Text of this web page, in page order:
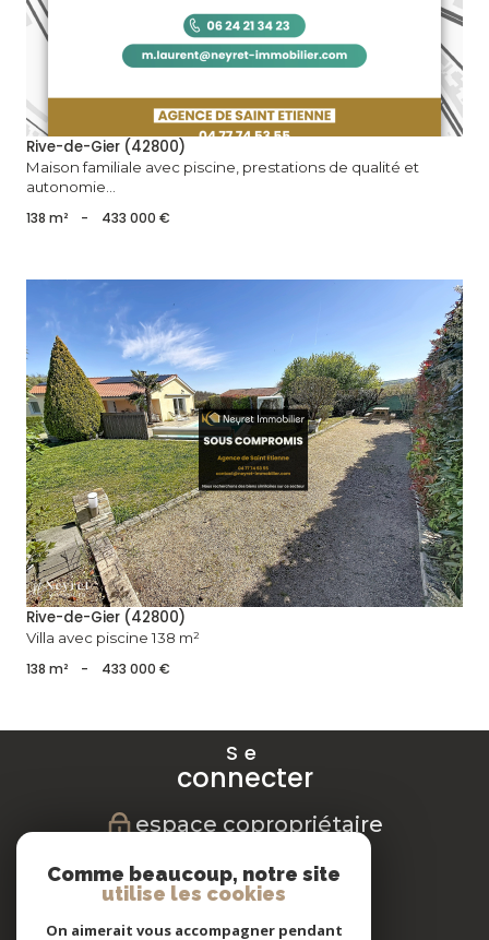
Rive-de-Gier (42800)
Maison familiale avec piscine, prestations de qualité et
autonomie...
138 m² - 433 000 €
voir le bien
Rive-de-Gier (42800)
Villa avec piscine 138 m²
138 m² - 433 000 €
Se
connecter
espace copropriétaire
Nous
suivre
Comme beaucoup, notre site
utilise les cookies
On aimerait vous accompagner pendant